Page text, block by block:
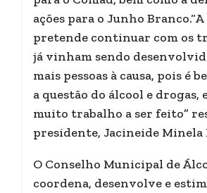
ações para o Junho
pretende continuar com os
já vinham sendo
mais pessoas à causa, pois é
a questão do álcool e drogas,
muito trabalho a ser feito”
presidente, Jacineide Minela
O Conselho Municipal de
coordena, desenvolve e